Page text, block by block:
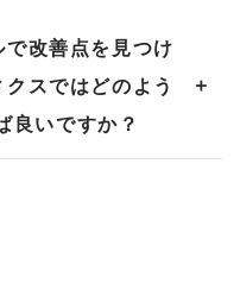
レポ
ポートで
改善点を見つけ
スではどのよう
良いですか？